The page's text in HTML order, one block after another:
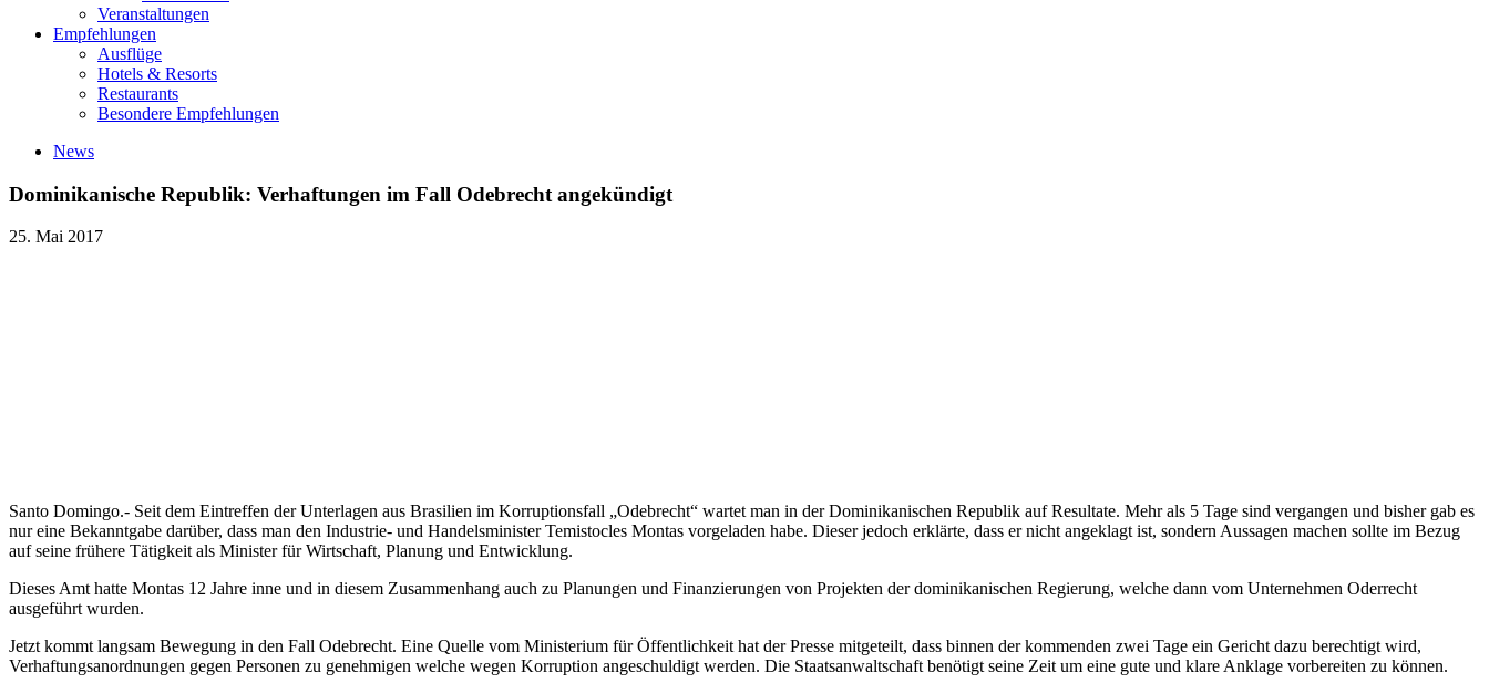
Veranstaltungen
Empfehlungen
Ausflüge
Hotels & Resorts
Restaurants
Besondere Empfehlungen
News
Dominikanische Republik: Verhaftungen im Fall Odebrecht angekündigt
25. Mai 2017
Santo Domingo.- Seit dem Eintreffen der Unterlagen aus Brasilien im Korruptionsfall „Odebrecht“ wartet man in der Dominikanischen Republik auf Resultate. Mehr als 5 Tage sind vergangen und bisher gab es
nur eine Bekanntgabe darüber, dass man den Industrie- und Handelsminister Temistocles Montas vorgeladen habe. Dieser jedoch erklärte, dass er nicht angeklagt ist, sondern Aussagen machen sollte im Bezug
auf seine frühere Tätigkeit als Minister für Wirtschaft, Planung und Entwicklung.
Dieses Amt hatte Montas 12 Jahre inne und in diesem Zusammenhang auch zu Planungen und Finanzierungen von Projekten der dominikanischen Regierung, welche dann vom Unternehmen Oderrecht
ausgeführt wurden.
Jetzt kommt langsam Bewegung in den Fall Odebrecht. Eine Quelle vom Ministerium für Öffentlichkeit hat der Presse mitgeteilt, dass binnen der kommenden zwei Tage ein Gericht dazu berechtigt wird,
Verhaftungsanordnungen gegen Personen zu genehmigen welche wegen Korruption angeschuldigt werden. Die Staatsanwaltschaft benötigt seine Zeit um eine gute und klare Anklage vorbereiten zu können.